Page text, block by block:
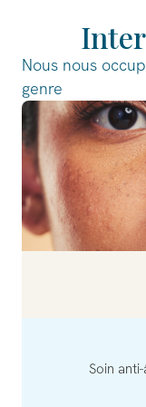
Nous nous
genre
Soin